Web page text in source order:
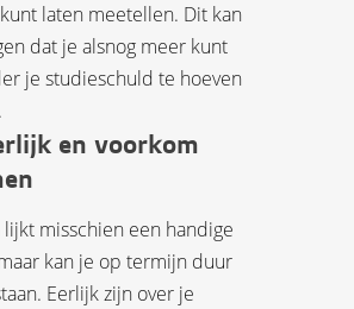
laten meetellen. Dit kan
dat je alsnog meer kunt
je studieschuld te hoeven
en voorkom
misschien een handige
kan je op termijn duur
Eerlijk zijn over je